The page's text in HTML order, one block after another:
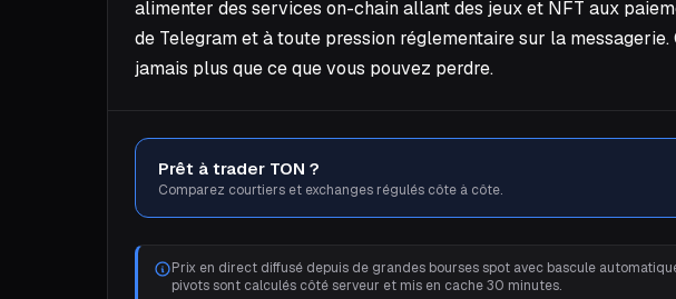
alimenter des services on-chain allant des jeux et NFT aux
de Telegram et à toute pression réglementaire sur la
jamais plus que ce que vous pouvez perdre.
Prêt à trader TON ?
Comparez courtiers et exchanges régulés côte à côte.
Prix en direct diffusé depuis de grandes bourses spot avec bascule
pivots sont calculés côté serveur et mis en cache 30 minutes.